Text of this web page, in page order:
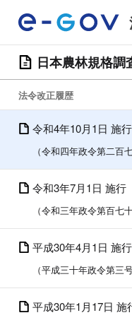
日本農林規格調
法令改正履歴
令和4年10月1日 施行
（令和四年政令第二百
令和3年7月1日 施行
（令和三年政令第百七
平成30年4月1日 施行
（平成三十年政令第三号
平成30年1月17日 施